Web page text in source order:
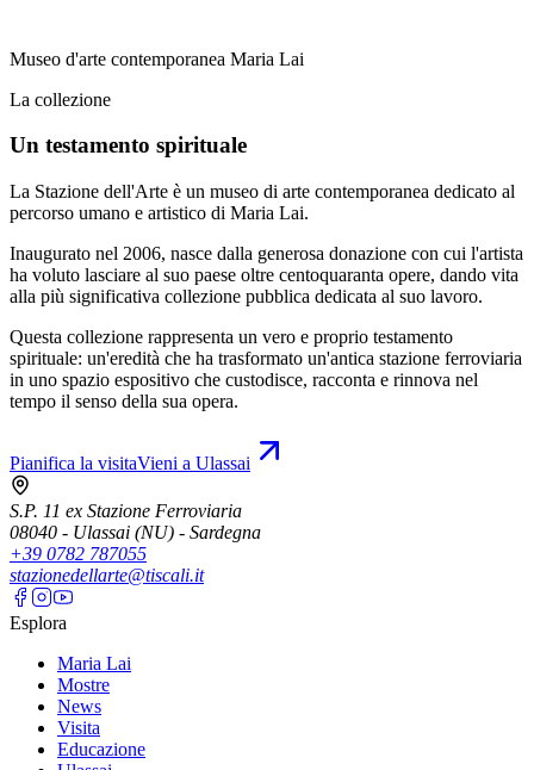
Museo d'arte contemporanea Maria Lai
La collezione
Un testamento spirituale
La Stazione dell'Arte è un museo di arte contemporanea dedicato al
percorso umano e artistico di Maria Lai.
Inaugurato nel 2006, nasce dalla generosa donazione con cui l'artista
ha voluto lasciare al suo paese oltre centoquaranta opere, dando vita
alla più significativa collezione pubblica dedicata al suo lavoro.
Questa collezione rappresenta un vero e proprio testamento
spirituale: un'eredità che ha trasformato un'antica stazione ferroviaria
in uno spazio espositivo che custodisce, racconta e rinnova nel
tempo il senso della sua opera.
Pianifica la visitaVieni a Ulassai
S.P. 11 ex Stazione Ferroviaria
08040 - Ulassai (NU) - Sardegna
+39 0782 787055
stazionedellarte@tiscali.it
Esplora
Maria Lai
Mostre
News
Visita
Educazione